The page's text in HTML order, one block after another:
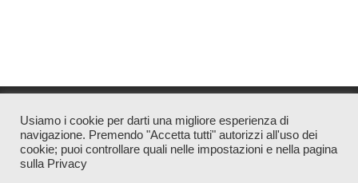
Associazione di Promozione Sociale Notizia Diretta
CF 90030600549 | Direttore Responsabile Valentina Santucci |
Usiamo i cookie per darti una migliore esperienza di
navigazione. Premendo "Accetta tutti" autorizzi all'uso dei
cookie; puoi controllare quali nelle impostazioni e nella pagina
sulla Privacy